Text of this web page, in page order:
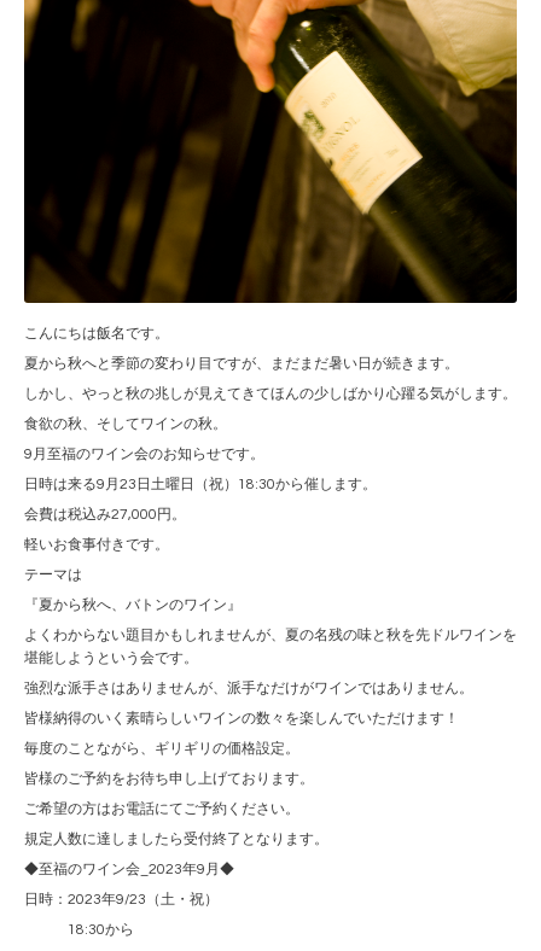
こんにちは飯名です。
夏から秋へと季節の変わり目ですが、まだまだ暑い日が続きます。
しかし、やっと秋の兆しが見えてきてほんの少しばかり心躍る気がします。
食欲の秋、そしてワインの秋。
9月至福のワイン会のお知らせです。
日時は来る9月23日土曜日（祝）18:30から催します。
会費は税込み27,000円。
軽いお食事付きです。
テーマは
『夏から秋へ、バトンのワイン』
よくわからない題目かもしれませんが、夏の名残の味と秋を先ドルワインを
堪能しようという会です。
強烈な派手さはありませんが、派手なだけがワインではありません。
皆様納得のいく素晴らしいワインの数々を楽しんでいただけます！
毎度のことながら、ギリギリの価格設定。
皆様のご予約をお待ち申し上げております。
ご希望の方はお電話にてご予約ください。
規定人数に達しましたら受付終了となります。
◆至福のワイン会_2023年9月◆
日時：2023年9/23（土・祝）
18:30から